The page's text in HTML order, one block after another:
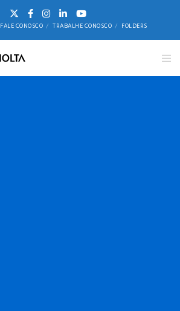
FALE CONOSCO TRABALHE CONOSCO FOLDERS